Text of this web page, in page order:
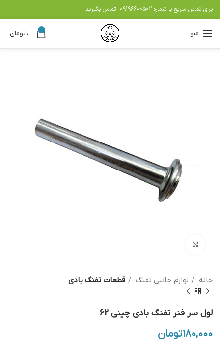
برای تماس سریع با شماره 09196600502 تماس بگیرید
منو 0 ۰تومان
خانه لوازم جانبی تفنگ قطعات تفنگ بادی
لول سر فنر تفنگ بادی چینی 62
۱۸۰,۰۰۰تومان